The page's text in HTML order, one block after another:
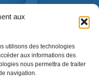
aux
utilisons des technologies
aux informations des
nous permettra de traiter
navigation.